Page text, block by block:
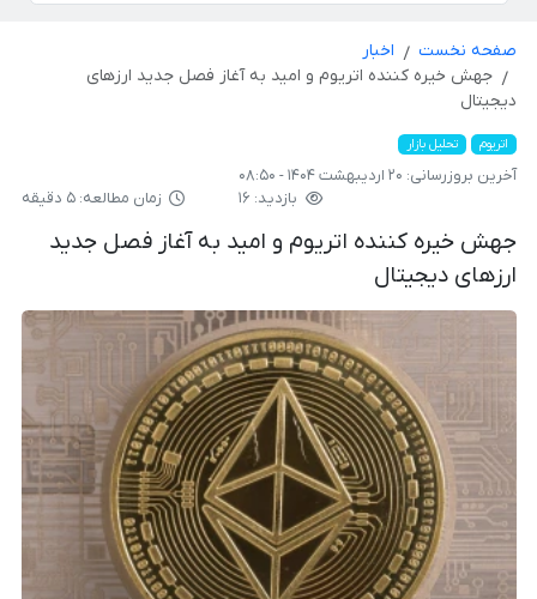
صفحه نخست
اخبار
جهش خیره کننده اتریوم و امید به آغاز فصل جدید ارزهای
دیجیتال
اتریوم تحلیل بازار
آخرین بروزرسانی: ۲۰ اردیبهشت ۱۴۰۴ - ۰۸:۵۰
بازدید: ۱۶
زمان مطالعه: ۵ دقیقه
جهش خیره کننده اتریوم و امید به آغاز فصل جدید
ارزهای دیجیتال